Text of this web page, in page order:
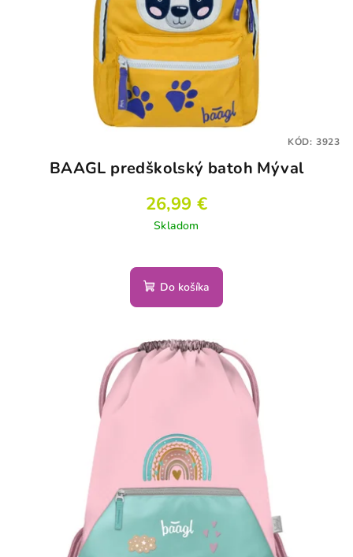
BAAGL predškolský batoh Mýval
26,99 €
Skladom
Do košíka
KÓD: 3923